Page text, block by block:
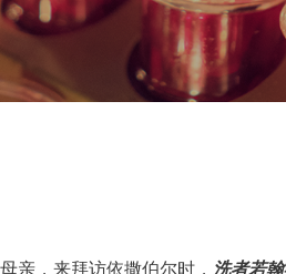
亲，来拜访依撒伯尔时， 洗者若翰